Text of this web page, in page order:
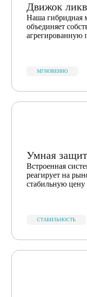
Движок
Наша гибридная
объединяет
агрегированную
МГНОВЕННО
Умная
Встроенная
реагирует на
стабильную цену
СТАБИЛЬНОСТЬ